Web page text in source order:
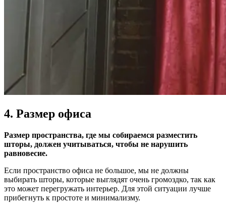
4. Размер офиса
Размер пространства, где мы собираемся разместить
шторы, должен учитываться, чтобы не нарушить
равновесие.
Если пространство офиса не большое, мы не должны
выбирать шторы, которые выглядят очень громоздко, так как
это может перегружать интерьер. Для этой ситуации лучше
прибегнуть к простоте и минимализму.